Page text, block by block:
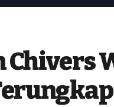
Chivers